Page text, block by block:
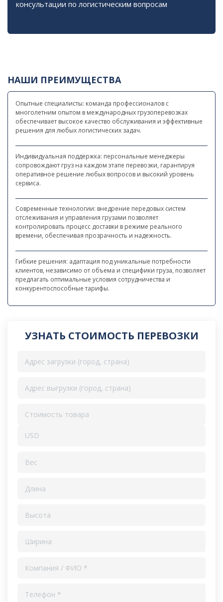
консультации по логистическим вопросам
НАШИ ПРЕИМУЩЕСТВА
Опытные специалисты: команда профессионалов с
многолетним опытом в международных грузоперевозках
обеспечивает высокое качество обслуживания и эффективные
решения для любых логистических задач.
Индивидуальная поддержка: персональные менеджеры
сопровождают груз на каждом этапе перевозки, гарантируя
оперативное решение любых вопросов и высокий уровень
сервиса.
Современные технологии: внедрение передовых систем
отслеживания и управления грузами позволяет
контролировать процесс доставки в режиме реального
времени, обеспечивая прозрачность и надежность.
Гибкие решения: адаптация под уникальные потребности
клиентов, независимо от объема и специфики груза, позволяет
предлагать оптимальные условия сотрудничества и
конкурентоспособные тарифы.
УЗНАТЬ СТОИМОСТЬ ПЕРЕВОЗКИ